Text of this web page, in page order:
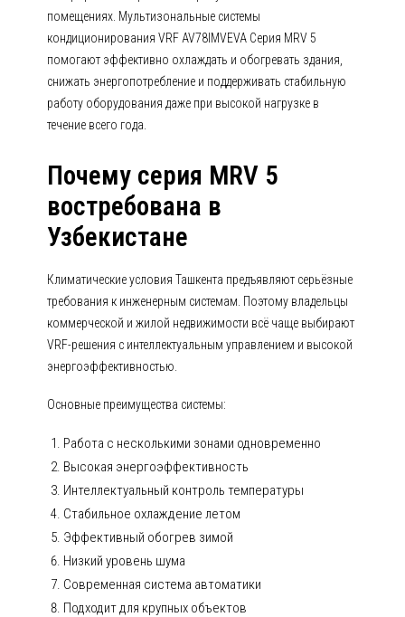
помещениях. Мультизональные системы
кондиционирования VRF AV78IMVEVA Серия MRV 5
помогают эффективно охлаждать и обогревать здания,
снижать энергопотребление и поддерживать стабильную
работу оборудования даже при высокой нагрузке в
течение всего года.
Почему серия MRV 5
востребована в
Узбекистане
Климатические условия Ташкента предъявляют серьёзные
требования к инженерным системам. Поэтому владельцы
коммерческой и жилой недвижимости всё чаще выбирают
VRF-решения с интеллектуальным управлением и высокой
энергоэффективностью.
Основные преимущества системы:
Работа с несколькими зонами одновременно
Высокая энергоэффективность
Интеллектуальный контроль температуры
Стабильное охлаждение летом
Эффективный обогрев зимой
Низкий уровень шума
Современная система автоматики
Подходит для крупных объектов